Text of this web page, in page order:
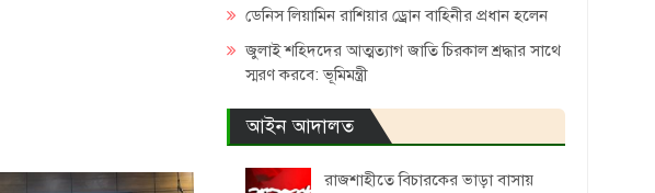
ডেনিস লিয়ামিন রাশিয়ার ড্রোন বাহিনীর প্রধান হলেন
জুলাই শহিদদের আত্মত্যাগ জাতি চিরকাল শ্রদ্ধার সাথে
স্মরণ করবে: ভূমিমন্ত্রী
আইন আদালত
রাজশাহীতে বিচারকের ভাড়া বাসায়